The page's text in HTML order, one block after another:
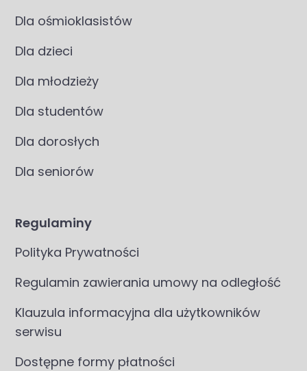
Dla ośmioklasistów
Dla dzieci
Dla młodzieży
Dla studentów
Dla dorosłych
Dla seniorów
Regulaminy
Polityka Prywatności
Regulamin zawierania umowy na odległość
Klauzula informacyjna dla użytkowników
serwisu
Dostępne formy płatności